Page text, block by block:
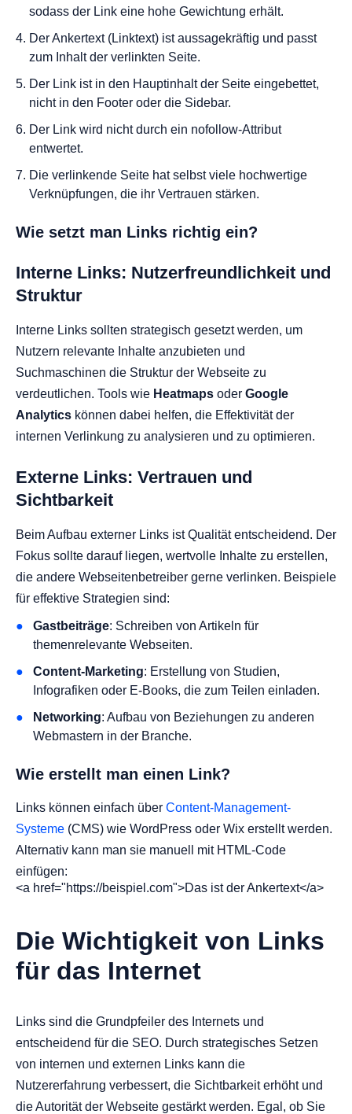
sodass der Link eine hohe Gewichtung erhält.
Der Ankertext (Linktext) ist aussagekräftig und passt
zum Inhalt der verlinkten Seite.
Der Link ist in den Hauptinhalt der Seite eingebettet,
nicht in den Footer oder die Sidebar.
Der Link wird nicht durch ein nofollow-Attribut
entwertet.
Die verlinkende Seite hat selbst viele hochwertige
Verknüpfungen, die ihr Vertrauen stärken.
Wie setzt man Links richtig ein?
Interne Links: Nutzerfreundlichkeit und
Struktur
Interne Links sollten strategisch gesetzt werden, um
Nutzern relevante Inhalte anzubieten und
Suchmaschinen die Struktur der Webseite zu
verdeutlichen. Tools wie Heatmaps oder Google
Analytics können dabei helfen, die Effektivität der
internen Verlinkung zu analysieren und zu optimieren.
Externe Links: Vertrauen und
Sichtbarkeit
Beim Aufbau externer Links ist Qualität entscheidend. Der
Fokus sollte darauf liegen, wertvolle Inhalte zu erstellen,
die andere Webseitenbetreiber gerne verlinken. Beispiele
für effektive Strategien sind:
Gastbeiträge: Schreiben von Artikeln für
themenrelevante Webseiten.
Content-Marketing: Erstellung von Studien,
Infografiken oder E-Books, die zum Teilen einladen.
Networking: Aufbau von Beziehungen zu anderen
Webmastern in der Branche.
Wie erstellt man einen Link?
Links können einfach über Content-Management-
Systeme (CMS) wie WordPress oder Wix erstellt werden.
Alternativ kann man sie manuell mit HTML-Code
einfügen:
<a href="https://beispiel.com">Das ist der Ankertext</a>
Die Wichtigkeit von Links
für das Internet
Links sind die Grundpfeiler des Internets und
entscheidend für die SEO. Durch strategisches Setzen
von internen und externen Links kann die
Nutzererfahrung verbessert, die Sichtbarkeit erhöht und
die Autorität der Webseite gestärkt werden. Egal, ob Sie